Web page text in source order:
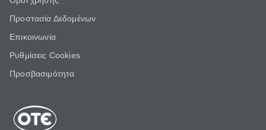
Προστασία Δεδομένων
Επικοινωνία
Ρυθμίσεις Cookies
Προσβασιμότητα